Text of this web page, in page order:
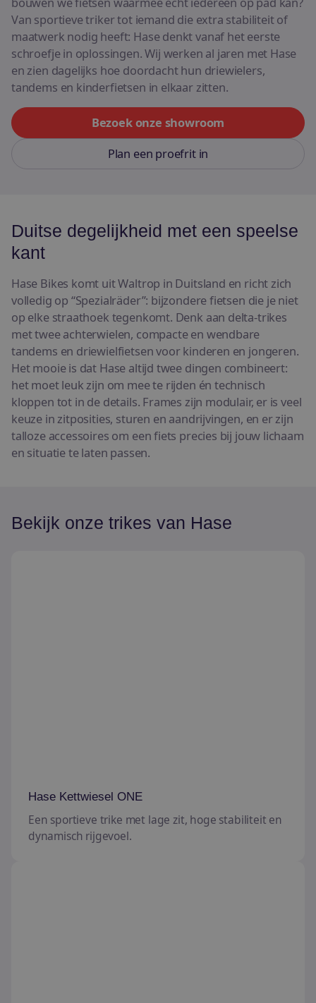
E-bikes
Bekijk alle fietsen
Van sportieve triker tot iemand die extra stabiliteit of
maatwerk nodig heeft: Hase denkt vanaf het eerste
schroefje in oplossingen. Wij werken al jaren met Hase
en zien dagelijks hoe doordacht hun driewielers,
tandems en kinderfietsen in elkaar zitten.
Bezoek onze showroom
Plan een proefrit in
Duitse degelijkheid met een speelse
kant
Hase Bikes komt uit Waltrop in Duitsland en richt zich
volledig op “Spezialräder”: bijzondere fietsen die je niet
op elke straathoek tegenkomt. Denk aan delta-trikes
met twee achterwielen, compacte en wendbare
tandems en driewielfietsen voor kinderen en jongeren.
Het mooie is dat Hase altijd twee dingen combineert:
het moet leuk zijn om mee te rijden én technisch
kloppen tot in de details. Frames zijn modulair, er is veel
keuze in zitposities, sturen en aandrijvingen, en er zijn
talloze accessoires om een fiets precies bij jouw lichaam
en situatie te laten passen.
Bekijk onze trikes van Hase
Hase Kettwiesel ONE
Een sportieve trike met lage zit, hoge stabiliteit en
dynamisch rijgevoel.